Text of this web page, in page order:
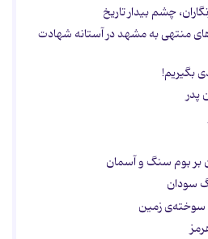
چشم بیدار تاریخ
منتهی به مشهد در آستانه شهادت
بگیریم!
پدر
بر بوم سنگ و آسمان
سودان
سوخته‌ی زمین